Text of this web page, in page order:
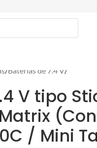
/Baterías de 7.4 V/
V tipo
/ Mini